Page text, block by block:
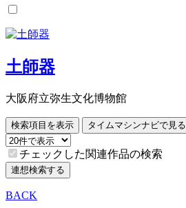
土師器
大阪府立弥生文化博物館
検索項目を表示 タイムマシンナビで見る
チェックした関連作品の検索
連想検索する
BACK